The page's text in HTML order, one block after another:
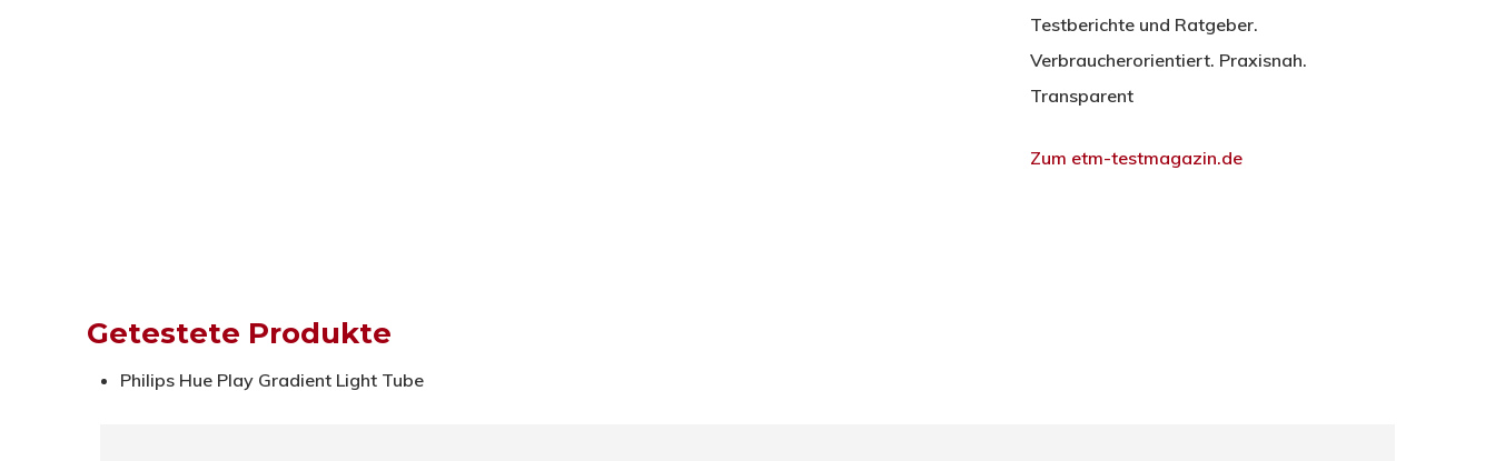
Testberichte und Ratgeber.
Verbraucherorientiert. Praxisnah.
Transparent
Zum etm-testmagazin.de
Getestete Produkte
Philips Hue Play Gradient Light Tube